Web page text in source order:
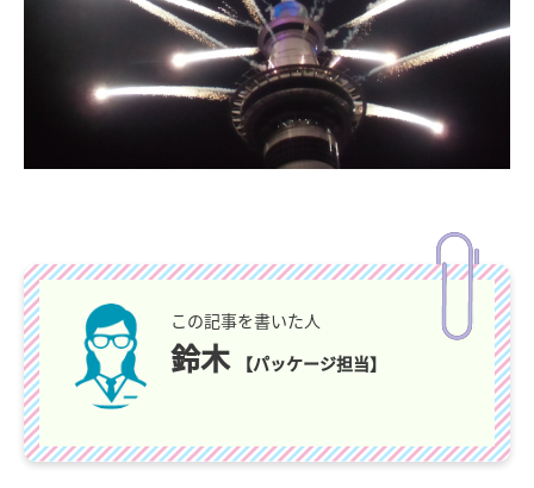
この記事を書いた人
鈴木 【パッケージ担当】